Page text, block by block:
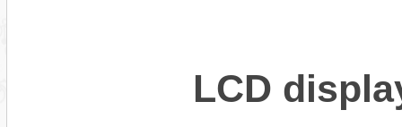
LCD